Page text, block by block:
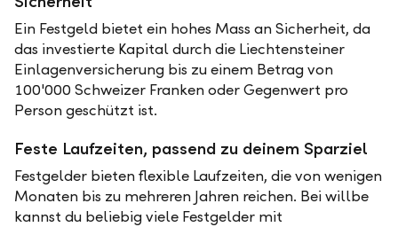
Ein Festgeld bietet ein hohes Mass an Sicherheit, da
das investierte Kapital durch die Liechtensteiner
Einlagenversicherung bis zu einem Betrag von
100'000 Schweizer Franken oder Gegenwert pro
Person geschützt ist.
Feste Laufzeiten, passend zu deinem Sparziel
Festgelder bieten flexible Laufzeiten, die von wenigen
Monaten bis zu mehreren Jahren reichen. Bei willbe
kannst du beliebig viele Festgelder mit